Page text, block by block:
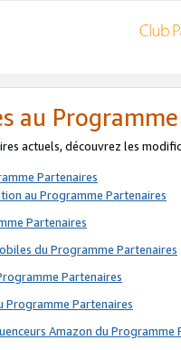
au
actuels, découvrez les
Partenaires
au Programme Partenaires
Partenaires
du Programme Partenaires
Partenaires
Programme Partenaires
Amazon du Programme